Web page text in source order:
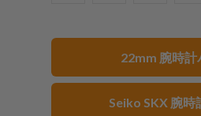
Twitter
す
る
す
る
22mm 腕時計
Seiko SKX 腕時